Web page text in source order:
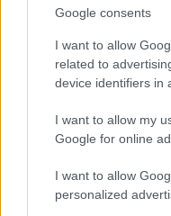
Google consents
I want to allow
related to
device identifiers in
I want to allow my
Google for online
I want to allow
personalized